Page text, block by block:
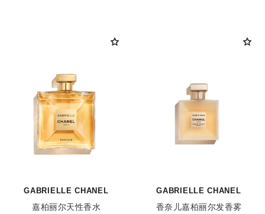
GABRIELLE CHANEL
嘉柏丽尔天性香水
GABRIELLE CHANEL
香奈儿嘉柏丽尔发香雾